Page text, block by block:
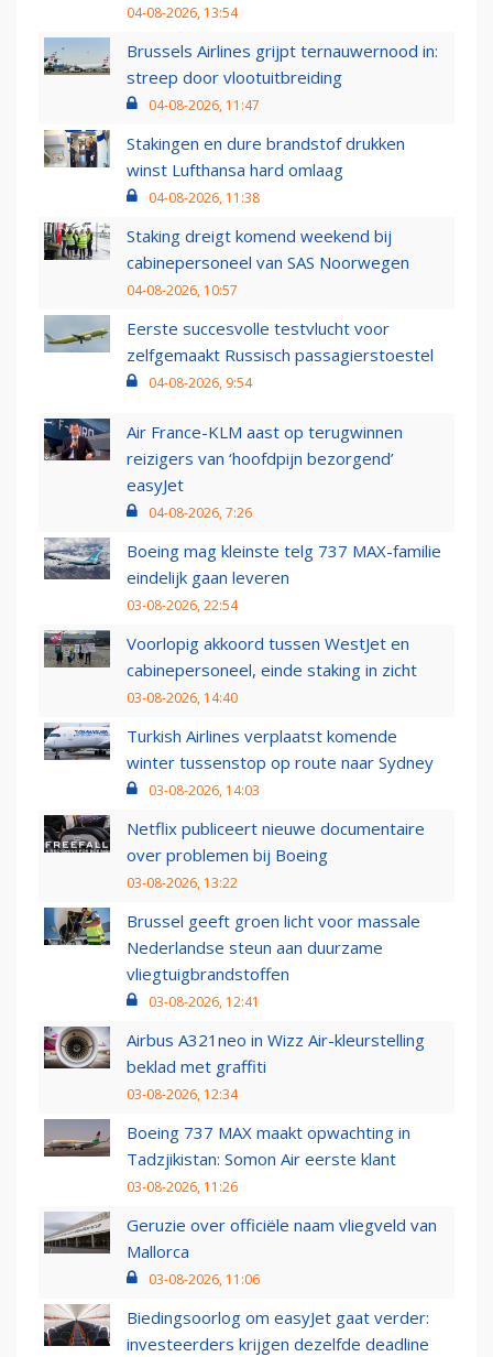
04-08-2026, 13:54
Brussels Airlines grijpt ternauwernood in:
streep door vlootuitbreiding
04-08-2026, 11:47
Stakingen en dure brandstof drukken
winst Lufthansa hard omlaag
04-08-2026, 11:38
Staking dreigt komend weekend bij
cabinepersoneel van SAS Noorwegen
04-08-2026, 10:57
Eerste succesvolle testvlucht voor
zelfgemaakt Russisch passagierstoestel
04-08-2026, 9:54
Air France-KLM aast op terugwinnen
reizigers van ‘hoofdpijn bezorgend’
easyJet
04-08-2026, 7:26
Boeing mag kleinste telg 737 MAX-familie
eindelijk gaan leveren
03-08-2026, 22:54
Voorlopig akkoord tussen WestJet en
cabinepersoneel, einde staking in zicht
03-08-2026, 14:40
Turkish Airlines verplaatst komende
winter tussenstop op route naar Sydney
03-08-2026, 14:03
Netflix publiceert nieuwe documentaire
over problemen bij Boeing
03-08-2026, 13:22
Brussel geeft groen licht voor massale
Nederlandse steun aan duurzame
vliegtuigbrandstoffen
03-08-2026, 12:41
Airbus A321neo in Wizz Air-kleurstelling
beklad met graffiti
03-08-2026, 12:34
Boeing 737 MAX maakt opwachting in
Tadzjikistan: Somon Air eerste klant
03-08-2026, 11:26
Geruzie over officiële naam vliegveld van
Mallorca
03-08-2026, 11:06
Biedingsoorlog om easyJet gaat verder:
investeerders krijgen dezelfde deadline